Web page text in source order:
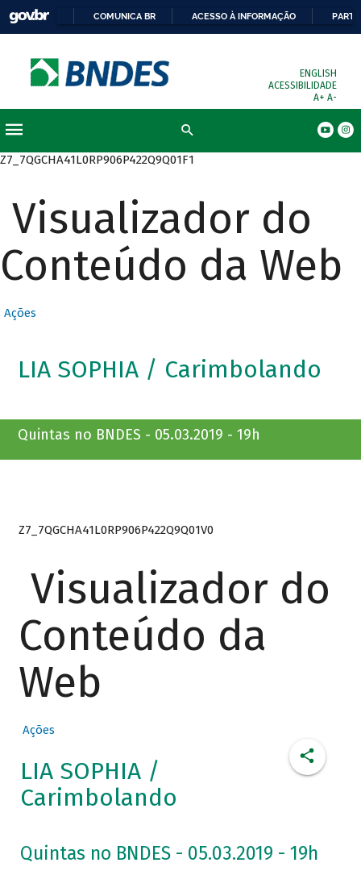
COMUNICA BR ACESSO À INFORMAÇÃO
ENGLISH
ACESSIBILIDADE
A+ A-
Z7_7QGCHA41L0RP906P422Q9Q01F1
Visualizador do
Conteúdo da Web
Ações
LIA SOPHIA / Carimbolando
Quintas no BNDES - 05.03.2019 - 19h
Z7_7QGCHA41L0RP906P422Q9Q01V0
Visualizador do
Conteúdo da
Web
Ações
LIA SOPHIA /
Carimbolando
Quintas no BNDES - 05.03.2019 - 19h